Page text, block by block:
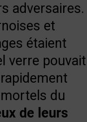
adversaires.
et
étaient
verre pouvait
du
de leurs